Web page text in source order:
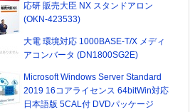
応研 販売大臣 NX スタンドアロン
(OKN-423533)
大電 環境対応 1000BASE-T/X メディ
アコンバータ (DN1800SG2E)
Microsoft Windows Server Standard
2019 16コアライセンス 64bitWin対応
日本語版 5CAL付 DVDパッケージ